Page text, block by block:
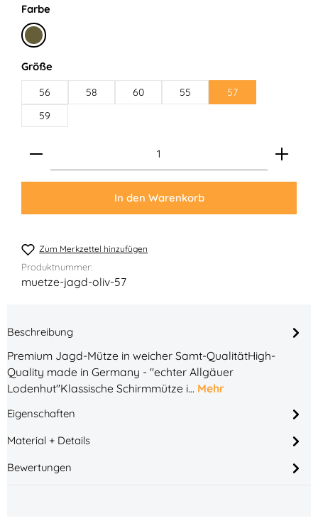
Farbeauswählen
Dunkeloliv
Größeauswählen
56 58 60 55
57
59
Produkt Anzahl: Gib den gewünschten Wert ein
In den Warenkorb
Zum Merkzettel hinzufügen
Produktnummer:
muetze-jagd-oliv-57
Beschreibung
Premium Jagd-Mütze in weicher Samt-QualitätHigh-
Quality made in Germany - "echter Allgäuer
Lodenhut"Klassische Schirmmütze i… Mehr
Eigenschaften
Material + Details
Bewertungen